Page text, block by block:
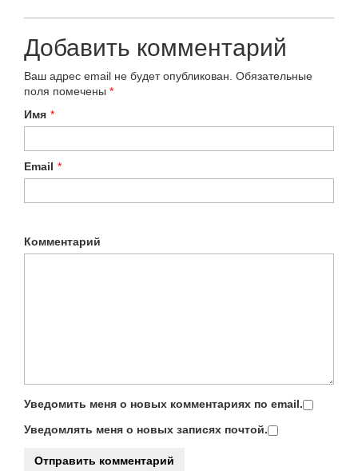
Добавить комментарий
Ваш адрес email не будет опубликован. Обязательные
поля помечены *
Имя *
Email *
Комментарий
Уведомить меня о новых комментариях по email.
Уведомлять меня о новых записях почтой.